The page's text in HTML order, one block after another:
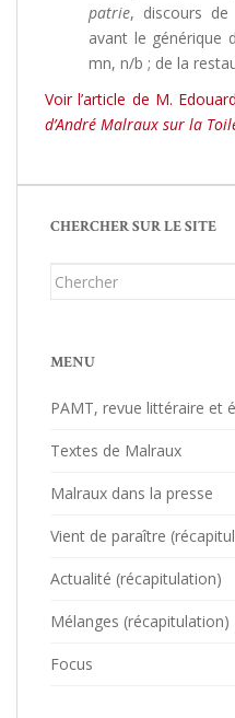
patrie, discours de
avant le générique
mn, n/b ; de la
Voir l’article de M.
d’André Malraux sur la
CHERCHER SUR LE SITE
Chercher...
MENU
PAMT, revue littéraire et
Textes de Malraux
Malraux dans la presse
Vient de paraître
Actualité (récapitulation)
Mélanges (récapitulation)
Focus